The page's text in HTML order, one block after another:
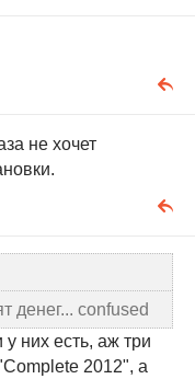
не хочет
денег... confused
них есть, аж три
2012", а